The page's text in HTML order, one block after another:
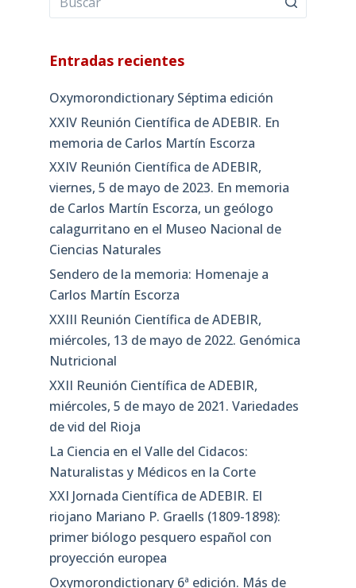
Entradas recientes
Oxymorondictionary Séptima edición
XXIV Reunión Científica de ADEBIR. En
memoria de Carlos Martín Escorza
XXIV Reunión Científica de ADEBIR,
viernes, 5 de mayo de 2023. En memoria
de Carlos Martín Escorza, un geólogo
calagurritano en el Museo Nacional de
Ciencias Naturales
Sendero de la memoria: Homenaje a
Carlos Martín Escorza
XXIII Reunión Científica de ADEBIR,
miércoles, 13 de mayo de 2022. Genómica
Nutricional
XXII Reunión Científica de ADEBIR,
miércoles, 5 de mayo de 2021. Variedades
de vid del Rioja
La Ciencia en el Valle del Cidacos:
Naturalistas y Médicos en la Corte
XXI Jornada Científica de ADEBIR. El
riojano Mariano P. Graells (1809-1898):
primer biólogo pesquero español con
proyección europea
Oxymorondictionary 6ª edición. Más de